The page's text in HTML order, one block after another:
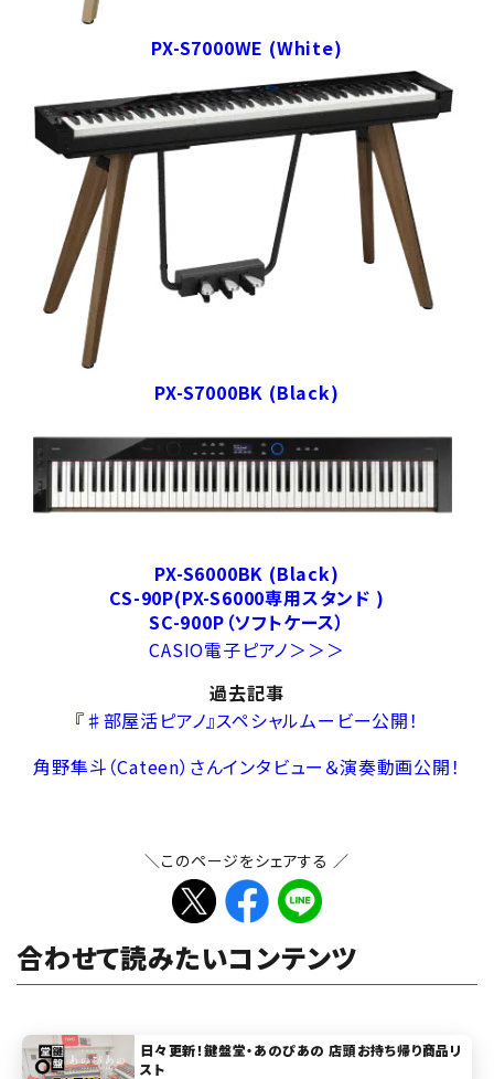
PX-S7000WE (White)
PX-S7000BK (Black)
PX-S6000BK (Black)
CS-90P(PX-S6000専用スタンド )
SC-900P（ソフトケース）
CASIO電子ピアノ＞＞＞
過去記事
『♯部屋活ピアノ』スペシャルムービー公開！
角野隼斗（Cateen）さんインタビュー＆演奏動画公開！
＼このページをシェアする ／
合わせて読みたいコンテンツ
日々更新！鍵盤堂・あのぴあの 店頭お持ち帰り商品リ
スト